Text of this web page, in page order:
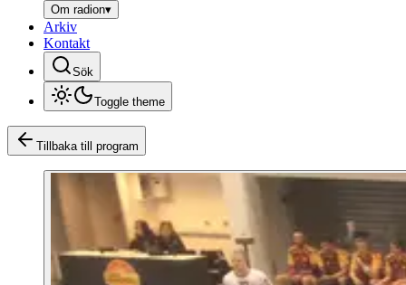
Om radion▾
Arkiv
Kontakt
Sök
Toggle theme
Tillbaka till program